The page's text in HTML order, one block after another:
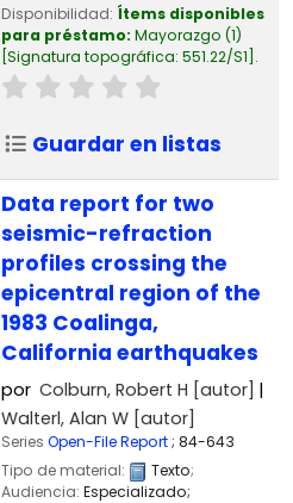
Disponibilidad: Ítems disponibles
para préstamo: Mayorazgo (1)
Signatura topográfica: 551.22/S1 .
Guardar en listas
Data report for two
seismic-refraction
profiles crossing the
epicentral region of the
1983 Coalinga,
California earthquakes
por Colburn, Robert H [autor]
Walterl, Alan W[autor]
Series Open-File Report; 84-643
Tipo de material:
Texto;
Audiencia: Especializado;